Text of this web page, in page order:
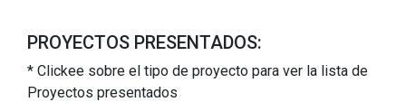
PROYECTOS PRESENTADOS:
* Clickee sobre el tipo de proyecto para ver la lista de
Proyectos presentados